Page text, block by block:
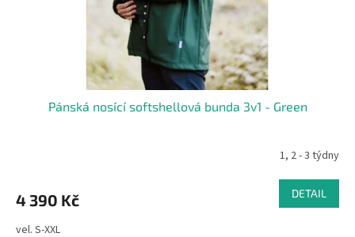
Pánská nosící softshellová bunda 3v1 - Green
1, 2 - 3 týdny
4 390 Kč DETAIL
vel. S-XXL